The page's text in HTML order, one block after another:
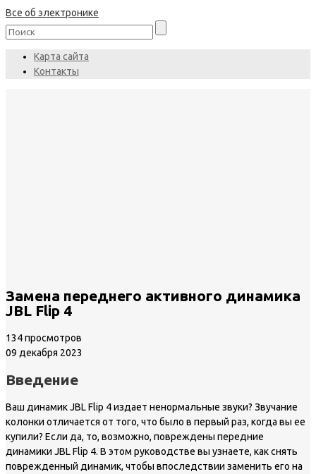
Все об электронике
Карта сайта
Контакты
Замена переднего активного динамика
JBL Flip 4
134 просмотров
09 декабря 2023
Введение
Ваш динамик JBL Flip 4 издает ненормальные звуки? Звучание
колонки отличается от того, что было в первый раз, когда вы ее
купили? Если да, то, возможно, повреждены передние
динамики JBL Flip 4. В этом руководстве вы узнаете, как снять
поврежденный динамик, чтобы впоследствии заменить его на